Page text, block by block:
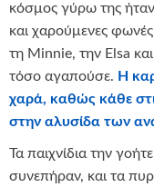
κόσμος γύρω της
και χαρούμενες
τη Minnie, την Elsa
τόσο αγαπούσε. Η
χαρά, καθώς κάθε
στην αλυσίδα των
Τα παιχνίδια την
συνεπήραν, και τα